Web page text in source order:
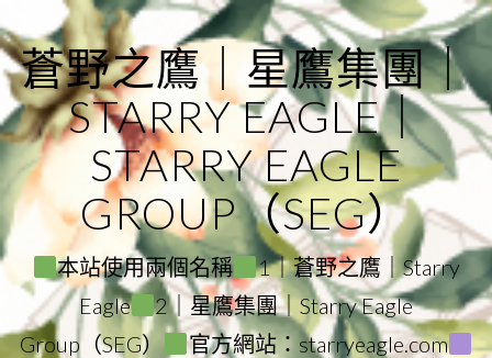
to
content
蒼野之鷹｜星鷹集團｜
STARRY EAGLE｜
STARRY EAGLE
GROUP（SEG）
本站使用兩個名稱
1｜蒼野之鷹｜Starry
Eagle
2｜星鷹集團｜Starry Eagle
Group（SEG）
官方網站：starryeagle.com